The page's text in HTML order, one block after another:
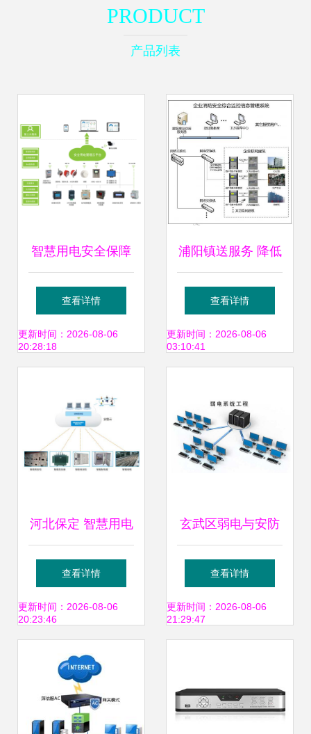
PRODUCT
产品列表
智慧用电安全保障
ACRELCLOUD-
6000安全用电管理
查看详情
更新时间：2026-08-06
20:28:18
浦阳镇送服务 降低
企业消防风险和税
务风险的安全系统
查看详情
更新时间：2026-08-06
03:10:41
河北保定 智慧用电
安全隐患监控系统
正式上线 护航用电
查看详情
更新时间：2026-08-06
20:23:46
玄武区弱电与安防
监控服务 用户口碑
满意的优质选择
查看详情
更新时间：2026-08-06
21:29:47